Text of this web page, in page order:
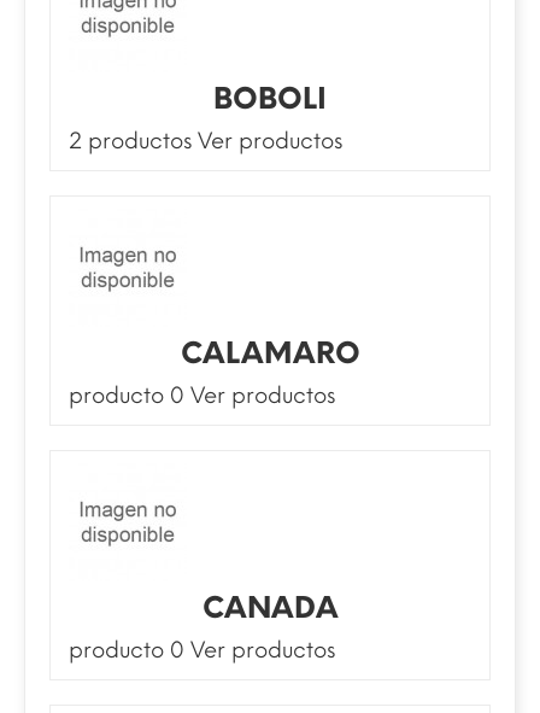
BOBOLI
2 productos Ver productos
CALAMARO
producto 0 Ver productos
CANADA
producto 0 Ver productos